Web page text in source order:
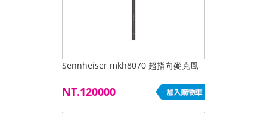
Sennheiser mkh8070 超指向麥克風
NT.120000